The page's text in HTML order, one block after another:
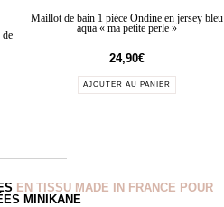
de
Maillot de bain 1 pièce Ondine en jersey bleu
aqua « ma petite perle »
24,90€
AJOUTER AU PANIER
EN TISSU MADE IN FRANCE POUR
MINIKANE